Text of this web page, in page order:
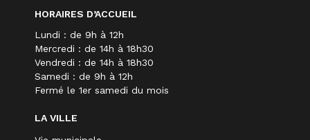
HORAIRES D’ACCUEIL
Lundi : de 9h à 12h
Mercredi : de 14h à 18h30
Vendredi : de 14h à 18h30
Samedi : de 9h à 12h
Fermé le 1er samedi du mois
LA VILLE